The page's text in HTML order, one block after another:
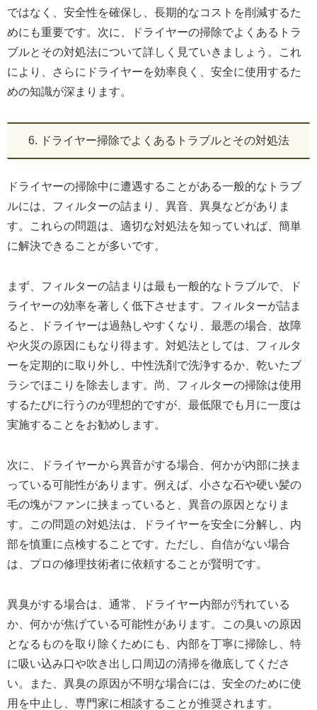
ではなく、安全性を確保し、長期的なコストを削減するた
めにも重要です。次に、ドライヤーの掃除でよくあるトラ
ブルとその対処法について詳しく見ていきましょう。これ
により、さらにドライヤーを効率良く、安全に使用するた
めの知識が深まります。
6. ドライヤー掃除でよくあるトラブルとその対処法
ドライヤーの掃除中に遭遇することがある一般的なトラブ
ルには、フィルターの詰まり、異音、異臭などがありま
す。これらの問題は、適切な対処法を知っていれば、簡単
に解決できることが多いです。
まず、フィルターの詰まりは最も一般的なトラブルで、ド
ライヤーの効率を著しく低下させます。フィルターが詰ま
ると、ドライヤーは過熱しやすくなり、最悪の場合、故障
や火災の原因にもなり得ます。対処法としては、フィルタ
ーを定期的に取り外し、中性洗剤で洗浄するか、乾いたブ
ラシでほこりを除去します。尚、フィルターの掃除は使用
するたびに行うのが理想的ですが、最低限でも月に一度は
実施することをお勧めします。
次に、ドライヤーから異音がする場合、何かが内部に挟ま
っている可能性があります。例えば、小さな石や硬い髪の
毛の塊がファンに挟まっていると、異音の原因となりま
す。この問題の対処法は、ドライヤーを安全に分解し、内
部を慎重に点検することです。ただし、自信がない場合
は、プロの修理技術者に依頼することが賢明です。
異臭がする場合は、通常、ドライヤー内部が汚れている
か、何かが焦げている可能性があります。この臭いの原因
となるものを取り除くためにも、内部を丁寧に掃除し、特
に吸い込み口や吹き出し口周辺の清掃を徹底してくださ
い。また、異臭の原因が不明な場合には、安全のために使
用を中止し、専門家に相談することが推奨されます。